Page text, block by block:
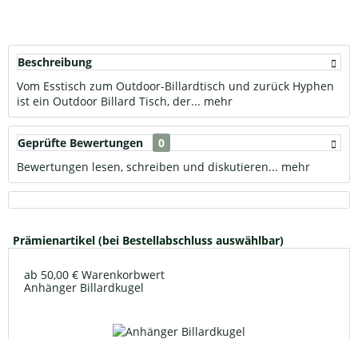
Beschreibung
Vom Esstisch zum Outdoor-Billardtisch und zurück Hyphen
ist ein Outdoor Billard Tisch, der... mehr
Geprüfte Bewertungen
0
Bewertungen lesen, schreiben und diskutieren... mehr
Prämienartikel (bei Bestellabschluss auswählbar)
ab 50,00 € Warenkorbwert
Anhänger Billardkugel